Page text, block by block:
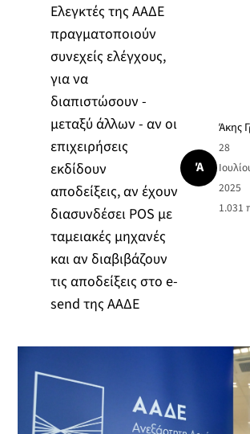
Ελεγκτές της ΑΑΔΕ
πραγματοποιούν
συνεχείς ελέγχους,
για να
διαπιστώσουν -
μεταξύ άλλων - αν οι
επιχειρήσεις
εκδίδουν
αποδείξεις, αν έχουν
διασυνδέσει POS με
ταμειακές μηχανές
και αν διαβιβάζουν
τις αποδείξεις στο e-
send της ΑΑΔΕ
Ά
Άκης
28
2025
1.031